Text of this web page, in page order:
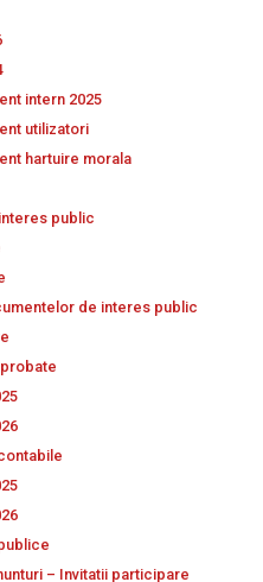
intern 2025
utilizatori
hartuire morala
public
de interes public
– Invitatii participare